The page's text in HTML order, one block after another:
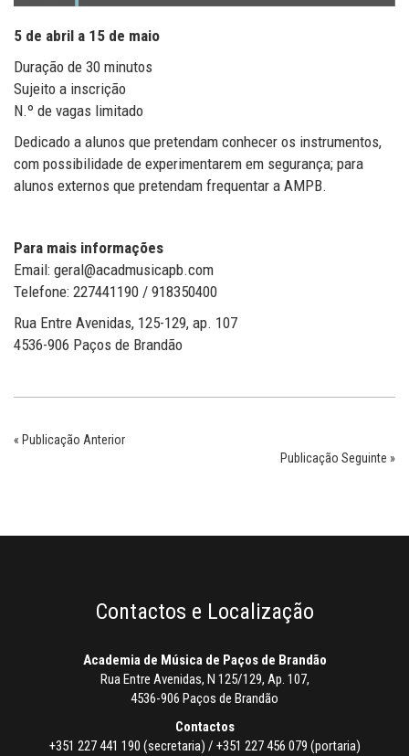
5 de abril a 15 de maio
Duração de 30 minutos
Sujeito a inscrição
N.º de vagas limitado
Dedicado a alunos que pretendam conhecer os instrumentos,
com possibilidade de experimentarem em segurança; para
alunos externos que pretendam frequentar a AMPB.
Para mais informações
Email: geral@acadmusicapb.com
Telefone: 227441190 / 918350400
Rua Entre Avenidas, 125-129, ap. 107
4536-906 Paços de Brandão
« Publicação Anterior
Publicação Seguinte »
Contactos e Localização
Academia de Música de Paços de Brandão
Rua Entre Avenidas, N 125/129, Ap. 107,
4536-906 Paços de Brandão
Contactos
+351 227 441 190 (secretaria) / +351 227 456 079 (portaria)